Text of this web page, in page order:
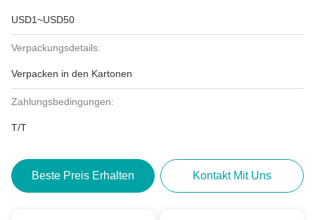
USD1~USD50
Verpackungsdetails:
Verpacken in den Kartonen
Zahlungsbedingungen:
T/T
Beste Preis Erhalten Kontakt Mit Uns